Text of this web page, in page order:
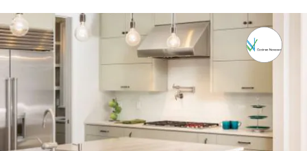
Recomendado por qdq
Cocinas Novocor
Muebles de baño y cocina
Calle Juan Fernandez s/n, 30204, Cartagena, Murcia
VISITAR WEB CÓMO LLEGAR ESCRÍBENOS